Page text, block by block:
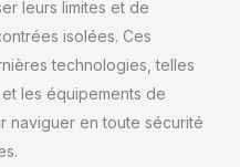
leurs limites et de
isolées. Ces
technologies, telles
les équipements de
naviguer en toute sécurité